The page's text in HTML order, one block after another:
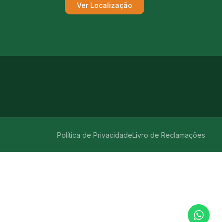
Ver Localização
Política de PrivacidadeLivro de Reclamações